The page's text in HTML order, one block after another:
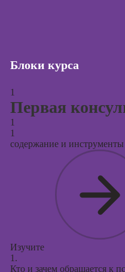
Блоки курса
1
Первая
1
1
содержание и инструменты
Изучите
1.
Кто и зачем обращается к